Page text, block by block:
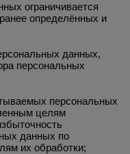
ограничивается
определённых и
данных,
персональных
персональных
целям
данных по
их обработки;